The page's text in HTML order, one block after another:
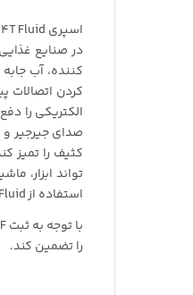
در صنایع
کردن
صدای جیرجیر و
کثیف را تمیز
استفاده از W44T Fluid می تواند به بهبود ایمنی و حفاظت از سلامت محل کار کمک کند.
را تضمین کند.